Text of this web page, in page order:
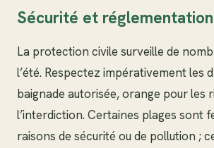
Sécurité et réglementation
La protection civile surveille de
l’été. Respectez impérativement les
baignade autorisée, orange pour les
l’interdiction. Certaines plages sont
raisons de sécurité ou de pollution ;